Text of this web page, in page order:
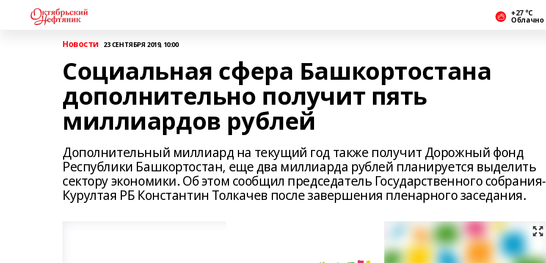
+27 °С
Облачно
Новости 23 СЕНТЯБРЯ 2019, 10:00
Социальная сфера Башкортостана
дополнительно получит пять
миллиардов рублей
Дополнительный миллиард на текущий год также получит Дорожный фонд
Республики Башкортостан, еще два миллиарда рублей планируется выделить
сектору экономики. Об этом сообщил председатель Государственного собрания-
Курултая РБ Константин Толкачев после завершения пленарного заседания.